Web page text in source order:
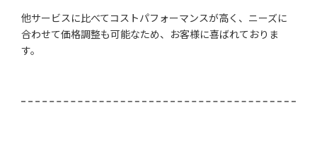
他サービスに比べてコストパフォーマンスが高く、ニーズに
合わせて価格調整も可能なため、お客様に喜ばれておりま
す。